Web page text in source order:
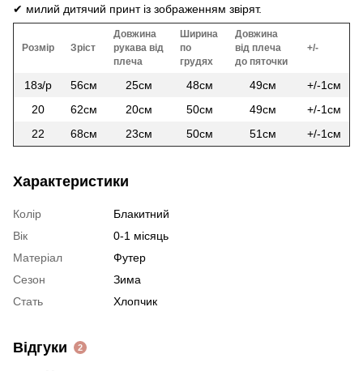
✔ милий дитячий принт із зображенням звірят.
Розмір Зріст
Довжина
рукава від
плеча
Ширина
по
грудях
Довжина
від плеча
до пяточки
+/-
18з/р 56см 25см 48см 49см
+/-1см
20
62см 20см 50см 49см
+/-1см
22
68см 23см 50см 51см +/-1см
Характеристики
Колір
Блакитний
Вік
0-1 місяць
Матеріал
Футер
Сезон
Зима
Стать
Хлопчик
Відгуки 2